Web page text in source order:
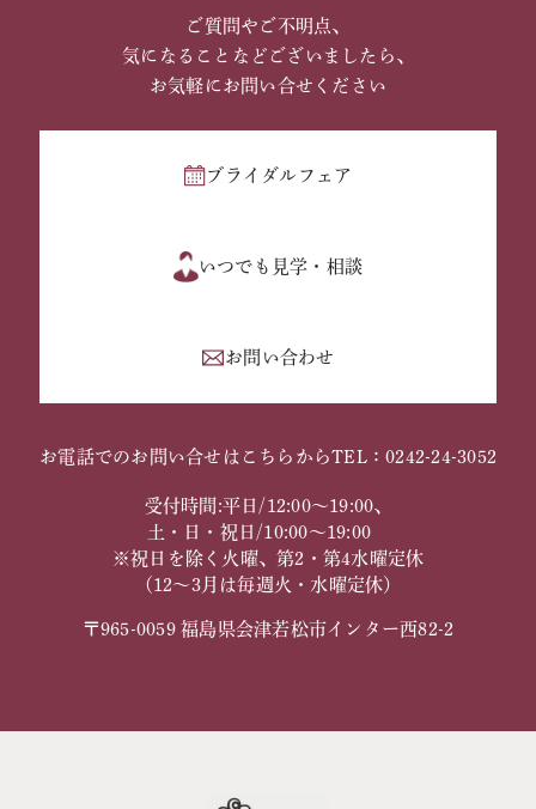
ご質問やご不明点、
気になることなどございましたら、
お気軽にお問い合せください
ブライダルフェア
いつでも見学・相談
お問い合わせ
お電話でのお問い合せはこちらからTEL：0242-24-3052
受付時間:平日/12:00～19:00、
土・日・祝日/10:00～19:00
※祝日を除く火曜、第2・第4水曜定休
（12～3月は毎週火・水曜定休）
〒965-0059 福島県会津若松市インター西82-2